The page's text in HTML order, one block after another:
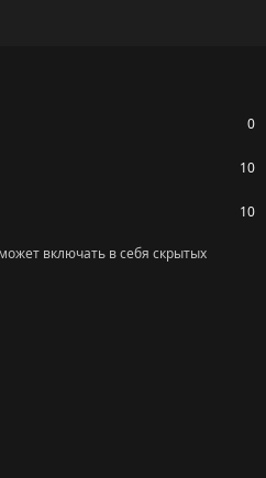
0
10
10
включать в себя скрытых